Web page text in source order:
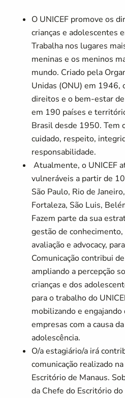
O UNICEF promove os
crianças e adolescentes
Trabalha nos lugares
meninas e os meninos
mundo. Criado pela
Unidas (ONU) em 1946,
direitos e o bem-estar
em 190 países e
Brasil desde 1950. Tem
cuidado, respeito,
responsabilidade.
Atualmente, o UNICEF
vulneráveis a partir de
São Paulo, Rio de
Fortaleza, São Luis,
Fazem parte da sua
gestão de
avaliação e advocacy,
Comunicação contribui
ampliando a percepção
crianças e dos
para o trabalho do
mobilizando e
empresas com a causa
adolescência.
O/a estagiário/a irá
comunicação realizado
Escritório de Manaus.
da Chefe do Escritório